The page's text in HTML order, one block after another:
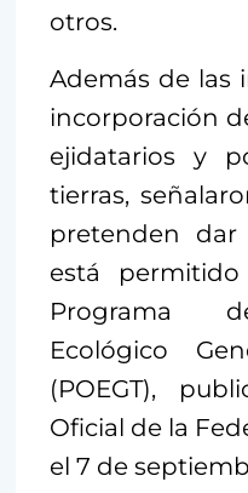
otros.
Además de las
incorporación
ejidatarios y
tierras,
pretenden
está
Programa
Ecológico
(POEGT),
Oficial de la
el 7 de